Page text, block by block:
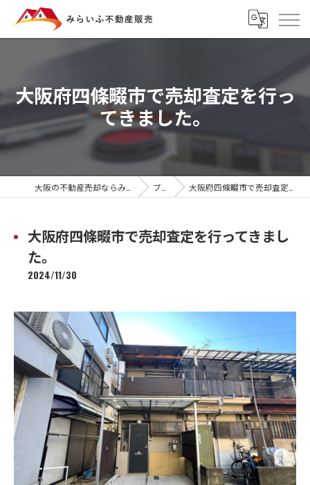
大阪府四條畷市で売却査定を行っ
てきました。
ブログ 大阪府四條畷市で売却査定を行ってきました。
大阪府四條畷市で売却査定を行ってきまし
た。
2024/11/30